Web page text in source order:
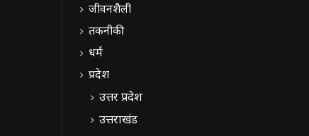
जीवनशैली
तकनीकी
धर्म
प्रदेश
उत्तर प्रदेश
उत्तराखंड